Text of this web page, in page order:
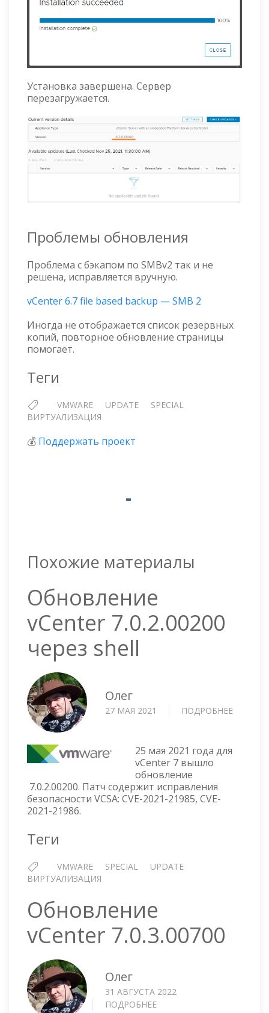
Установка завершена. Сервер
перезагружается.
Проблемы обновления
Проблема с бэкапом по SMBv2 так и не
решена, исправляется вручную.
vCenter 6.7 file based backup — SMB 2
Иногда не отображается список резервных
копий, повторное обновление страницы
помогает.
Теги
VMWARE UPDATE
SPECIAL
ВИРТУАЛИЗАЦИЯ
💰 Поддержать проект
Похожие материалы
Обновление
vCenter 7.0.2.00200
через shell
Олег
27 МАЯ 2021 ПОДРОБНЕЕ
25 мая 2021 года для
vCenter 7 вышло
обновление
7.0.2.00200. Патч содержит исправления
безопасности VCSA: CVE-2021-21985, CVE-
2021-21986.
Теги
VMWARE SPECIAL
UPDATE
ВИРТУАЛИЗАЦИЯ
Обновление
vCenter 7.0.3.00700
Олег
31 АВГУСТА 2022
ПОДРОБНЕЕ